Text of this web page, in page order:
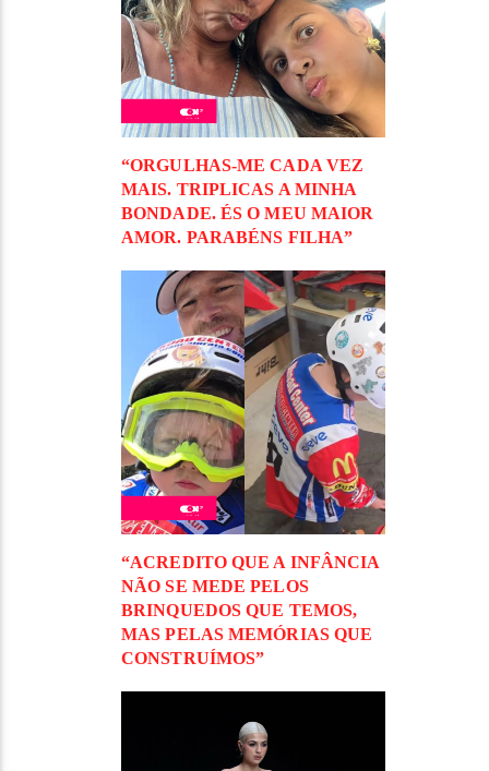
“ORGULHAS-ME CADA VEZ
MAIS. TRIPLICAS A MINHA
BONDADE. ÉS O MEU MAIOR
AMOR. PARABÉNS FILHA”
“ACREDITO QUE A INFÂNCIA
NÃO SE MEDE PELOS
BRINQUEDOS QUE TEMOS,
MAS PELAS MEMÓRIAS QUE
CONSTRUÍMOS”